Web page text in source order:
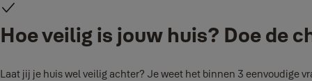
Hoe veilig is jouw huis? Doe de
Laat jij je huis wel veilig achter? Je weet het binnen 3 eenvoudige